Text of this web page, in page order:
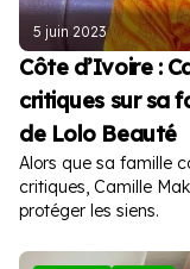
5 juin 2023
Côte d’Ivoire :
critiques sur sa
de Lolo Beauté
Alors que sa famille
critiques, Camille
protéger les siens.